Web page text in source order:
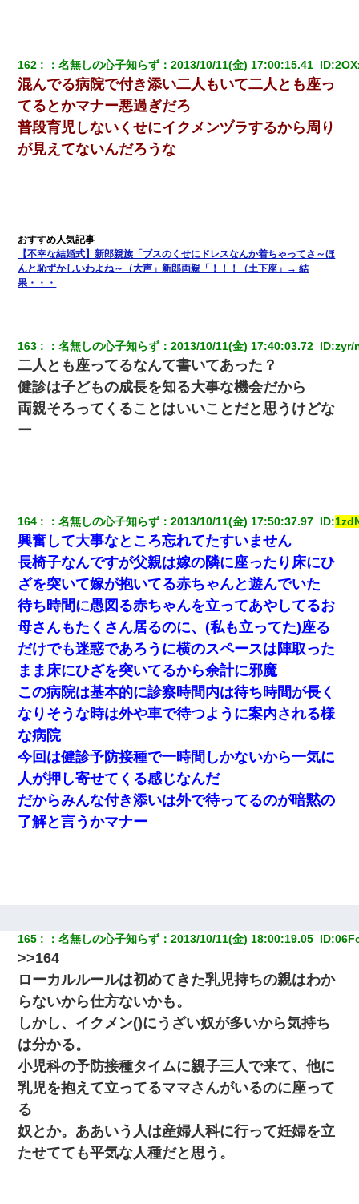
友人「酒の勢いで女先輩をホテルに連れ込んだｗｗｗｗｗ」俺
「…」
【まぬけ】夫「離婚だ！」私「わかった。で？」夫「慰謝料
だ！」私「いいけど弁護士通して。私も請求する」夫「」
最近うちの庭に知らない男の人がしょっちゅう入ってくる。それ
を職場で愚痴ったら、同僚男性が怒鳴りつけてきた。
宅飲みで女友達の乳を見てしまった・・・
体中に赤い蕁麻疹みたいなのができて、皮膚科にいったら「ジベ
ル薔薇色ひこう疹」という症状だと言われた
妊娠中に「おいこのブタ女！てめー席譲れ！」と絡まれ腹を殴る
新卒の女性社員に1年半ストーカーされていた。俺「マジで怖い」
上司「話をしてみる」→女性社員「実は10数年前に…」
旦那が長男のDNA鑑定をしたら血縁関係0%だった。旦那「やっぱ
りウワキしてたんだな…」長男「俺は誰の子供なの？」長女・次
男「ウワキ女！」
昨日37歳のおばさんと行為したんだけどめちゃくちゃだった
隣の部屋の住民の母親、オートロックを突破してマンションに入
り込んできたみたいで、ずっとドアの前で喚いてて滅茶苦茶うる
さかった。
出張中の旦那から『フリンしやがって、このクズ』と電話が。私
「本当に家まで来たの？証拠は？」旦那「俺の言葉が信じられな
いのか！」→ 離婚後
【考察】兄嫁急死の1年後、兄が引越すというので手伝いに行った
【クズ】昔、兄がお見合いして「ブスすぎｗｗｗ」と断った女性
が、兄の同級生と結婚。それを知った兄は荒れ狂い、｢嫁さん、俺
のお古ですが気分はどう？」とメールを送った→
嫁の妹（26歳）がずっとウチに泊まりに来た結果→俺がヤバイｗ
ｗｗｗｗｗｗｗ
とっさに女児を捕まえたら変質者扱いされた。母親「あっち行っ
てよ！気持ち悪い！（ｼｯｼｯ」→ 後日、俺を見つけた母親がすっ飛
んできて・・・
クラスで一人無口で誰とも話さない男子がいた。→修学旅行に来
なかったその男子に女子達がお土産を渡した。5分後…
162 ：名無しの心子知らず ：2013/10/11(金) 17:00:15.41 ID:
混んでる病院で付き添い二人もいて二人とも座っ
てるとかマナー悪過ぎだろ
普段育児しないくせにイクメンヅラするから周り
が見えてないんだろうな
【不幸な結婚式】新郎親族「ブスのくせにドレスなんか着ちゃってさ～ほ
んと恥ずかしいわよね～（大声」新郎両親「！！！（土下座」→ 結
果・・・
163 ：名無しの心子知らず ：2013/10/11(金) 17:40:03.72 ID:zyr/
二人とも座ってるなんて書いてあった？
健診は子どもの成長を知る大事な機会だから
両親そろってくることはいいことだと思うけどな
ー
164 ：名無しの心子知らず ：2013/10/11(金) 17:50:37.97 ID:
興奮して大事なところ忘れてたすいません
長椅子なんですが父親は嫁の隣に座ったり床にひ
ざを突いて嫁が抱いてる赤ちゃんと遊んでいた
待ち時間に愚図る赤ちゃんを立ってあやしてるお
母さんもたくさん居るのに、(私も立ってた)座る
だけでも迷惑であろうに横のスペースは陣取った
まま床にひざを突いてるから余計に邪魔
この病院は基本的に診察時間内は待ち時間が長く
なりそうな時は外や車で待つように案内される様
な病院
今回は健診予防接種で一時間しかないから一気に
人が押し寄せてくる感じなんだ
だからみんな付き添いは外で待ってるのが暗黙の
了解と言うかマナー
165 ：名無しの心子知らず ：2013/10/11(金) 18:00:19.05 ID:
>>164
ローカルルールは初めてきた乳児持ちの親はわか
らないから仕方ないかも。
しかし、イクメン()にうざい奴が多いから気持ち
は分かる。
小児科の予防接種タイムに親子三人で来て、他に
乳児を抱えて立ってるママさんがいるのに座って
る
奴とか。ああいう人は産婦人科に行って妊婦を立
たせてても平気な人種だと思う。